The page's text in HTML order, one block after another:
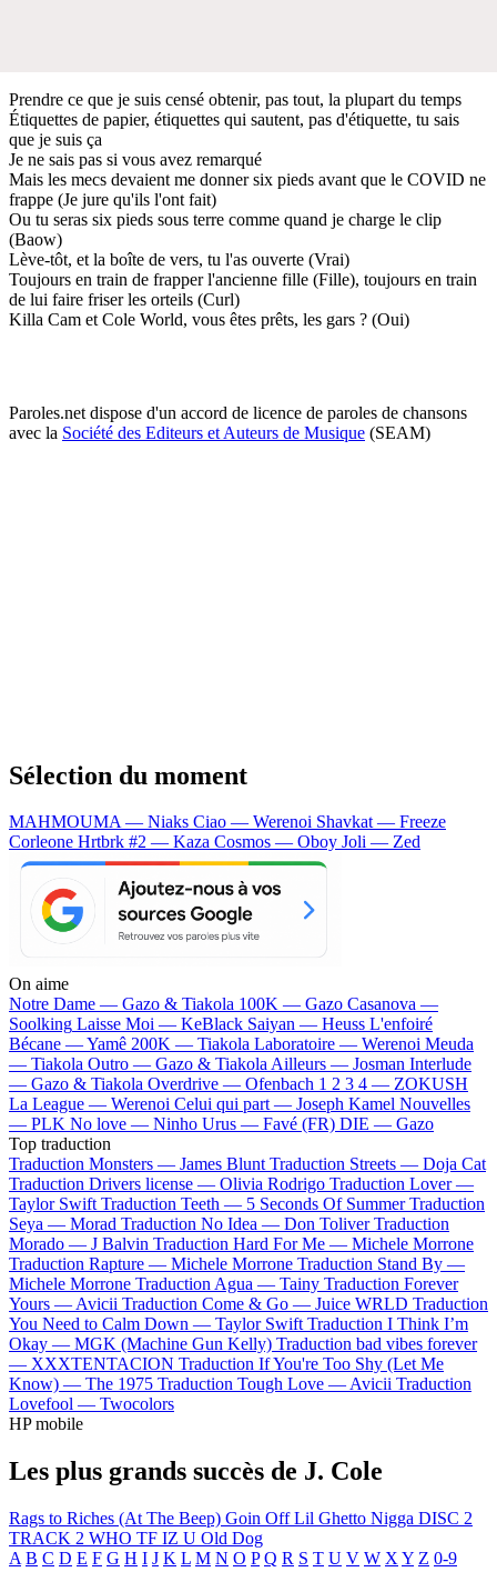
Prendre ce que je suis censé obtenir, pas tout, la plupart du temps
Étiquettes de papier, étiquettes qui sautent, pas d'étiquette, tu sais
que je suis ça
Je ne sais pas si vous avez remarqué
Mais les mecs devaient me donner six pieds avant que le COVID ne
frappe (Je jure qu'ils l'ont fait)
Ou tu seras six pieds sous terre comme quand je charge le clip
(Baow)
Lève-tôt, et la boîte de vers, tu l'as ouverte (Vrai)
Toujours en train de frapper l'ancienne fille (Fille), toujours en train
de lui faire friser les orteils (Curl)
Killa Cam et Cole World, vous êtes prêts, les gars ? (Oui)
Paroles.net dispose d'un accord de licence de paroles de chansons
avec la Société des Editeurs et Auteurs de Musique (SEAM)
Sélection du moment
MAHMOUMA — Niaks Ciao — Werenoi Shavkat — Freeze
Corleone Hrtbrk #2 — Kaza Cosmos — Oboy Joli — Zed
On aime
Notre Dame — Gazo & Tiakola 100K — Gazo Casanova —
Soolking Laisse Moi — KeBlack Saiyan — Heuss L'enfoiré
Bécane —Yamê 200K — Tiakola Laboratoire — Werenoi Meuda
— Tiakola Outro — Gazo & TiakolaAilleurs — Josman Interlude
— Gazo & Tiakola Overdrive — Ofenbach 1 2 3 4 — ZOKUSH
La League — Werenoi Celui qui part — Joseph Kamel Nouvelles
— PLK No love — Ninho Urus — Favé (FR) DIE — Gazo
Top traduction
Traduction Monsters — James Blunt Traduction Streets — Doja Cat
Traduction Drivers license — Olivia Rodrigo Traduction Lover —
Taylor Swift Traduction Teeth — 5 Seconds Of Summer Traduction
Seya — Morad Traduction No Idea — Don Toliver Traduction
Morado — J Balvin Traduction Hard For Me — Michele Morrone
Traduction Rapture — Michele Morrone Traduction Stand By —
Michele Morrone Traduction Agua — Tainy Traduction Forever
Yours —Avicii Traduction Come & Go — Juice WRLD Traduction
You Need to Calm Down — Taylor Swift Traduction I Think I’m
Okay — MGK (Machine Gun Kelly) Traduction bad vibes forever
— XXXTENTACION Traduction If You're Too Shy (Let Me
Know) — The 1975 Traduction Tough Love —Avicii Traduction
Lovefool — Twocolors
HP mobile
Les plus grands succès de J. Cole
Rags to Riches (At The Beep) Goin OffLil Ghetto Nigga DISC 2
TRACK 2 WHO TF IZ U Old Dog
A B C D E F G H I J K L M N O P Q R S T U V W X Y Z 0-9